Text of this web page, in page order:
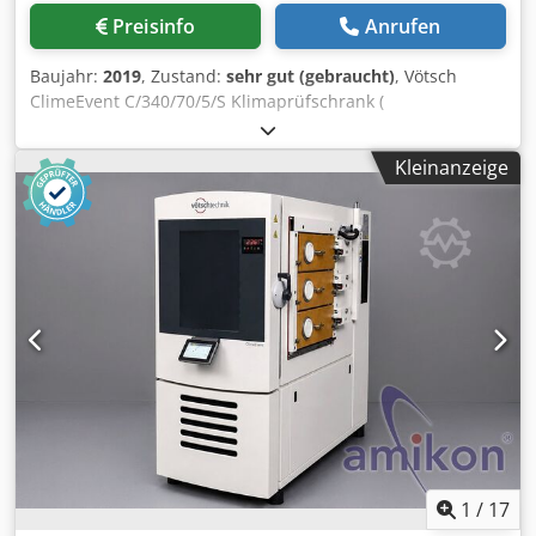
Außenspiegel Multifunktionslenkrad
Geschwindigkeitsbegrenzer Sonnenblende
Leuchte Staukasten Aluminium-Kraftstofftank
Schadstoffklasse: EURO5 Ad-Blue
Retarder/Intarder/Motorbremse Radformel: 4x2
Differentialsperre Radstand Achse 1 und 2: 4.300mm
Reifengröße Achse1 (vorne): 315/70 R22.5 154L
Reifengröße Achse2 (hinten): 315/70 R22.5 150L
Luftfederung / Luftfederung Radabdeckung Leergewicht:
11.910 kg Nutzlast/Zuladung: 6.090 kg Zulässige
Gesamtgewicht: 18.000 kg Fahrzeug gesamt Maßen (Länge
x Höhe x Breite): 842cm x 330cm x 255cm Unsere
Fahrzeuge werden in den Inseraten grundsätzlich mit
gültigem TÜV und AU angegeben. In der Regel handelt es
sich dabei um ausländische Prüfbescheinigungen, die
jedoch für die Ausstellung von Exportkennzeichen
ausreichend sind. Für eine gültige TÜV- und AU-Abnahme
nach deutschem Standard bitten wir Sie, im Einzelfall
Rücksprache mit uns zu halten. Sie können uns auch
gerne für weitere Informationen und Bilder über
Preisinfo Anrufen
Baujahr: 2019, Zustand: sehr gut (gebraucht), Vötsch
ClimeEvent C/340/70/5/S Klimaprüfschrank (
Sonderausführung ) !! Hersteller: Vötsch Industrietechnik
GmbH Typ: ClimeEvent C/340/70/5/S Baujahr: 2019
Maschinentyp: Klimaprüfschrank / Temperatur- und
Feuchteprüfschrank Prüfkammervolumen: ca. 340 Liter
Beschreibung Zum Verkauf steht ein gebrauchter Vötsch
ClimeEvent C/340/70/5/S Temperatur- und
Klimaprüfschrank aus dem Baujahr 2019. Bei diesem Gerät
handelt es sich um eine seltene Sonderausführung mit
drei seitlich ausziehbaren teleskopischen Prüfschubladen.
Die Prüflinge können komfortabel außerhalb des
Prüfraums vorbereitet, angeschlossen und anschließend
in den Prüfraum eingeschoben werden. Dadurch eignet
sich die Anlage besonders für Serienprüfungen,
Entwicklungsaufgaben, Langzeitversuche sowie
Anwendungen mit häufigem Probenwechsel. Jede
Prüfschublade verfügt über einen Edelstahl-Gitterkorb
sowie eine separat verschließbare Front mit eigener
Kleinanzeige
1 / 17